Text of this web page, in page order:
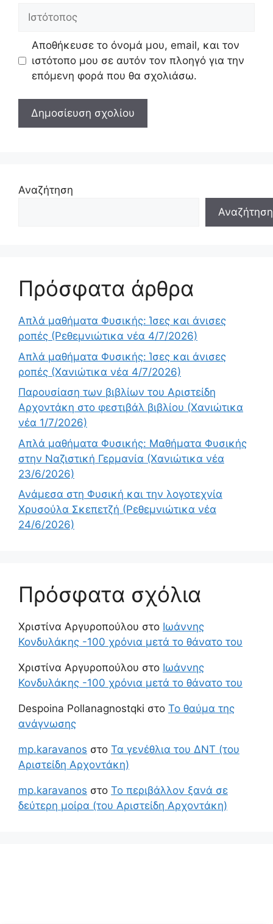
Αποθήκευσε το όνομά μου, email, και τον
ιστότοπο μου σε αυτόν τον πλοηγό για την
επόμενη φορά που θα σχολιάσω.
Αναζήτηση
Αναζήτηση
Πρόσφατα άρθρα
Απλά μαθήματα Φυσικής: Ίσες και άνισες
ροπές (Ρεθεμνιώτικα νέα 4/7/2026)
Απλά μαθήματα Φυσικής: Ίσες και άνισες
ροπές (Χανιώτικα νέα 4/7/2026)
Παρουσίαση των βιβλίων του Αριστείδη
Αρχοντάκη στο φεστιβάλ βιβλίου (Χανιώτικα
νέα 1/7/2026)
Απλά μαθήματα Φυσικής: Μαθήματα Φυσικής
στην Ναζιστική Γερμανία (Χανιώτικα νέα
23/6/2026)
Ανάμεσα στη Φυσική και την λογοτεχνία
Χρυσούλα Σκεπετζή (Ρεθεμνιώτικα νέα
24/6/2026)
Πρόσφατα σχόλια
Χριστίνα Αργυροπούλου στο Ιωάννης
Κονδυλάκης -100 χρόνια μετά το θάνατο του
Χριστίνα Αργυροπούλου στο Ιωάννης
Κονδυλάκης -100 χρόνια μετά το θάνατο του
Despoina Pollanagnostqki στο Το θαύμα της
ανάγνωσης
mp.karavanos στο Τα γενέθλια του ΔΝΤ (του
Αριστείδη Αρχοντάκη)
mp.karavanos στο Το περιβάλλον ξανά σε
δεύτερη μοίρα (του Αριστείδη Αρχοντάκη)